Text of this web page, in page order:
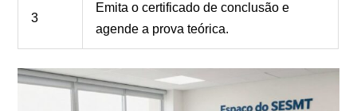
3
Emita o certificado de conclusão e
agende a prova teórica.